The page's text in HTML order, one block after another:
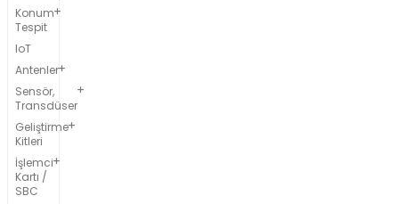
Konum
Tespit
IoT
Antenler
Sensör,
Transdüser
Geliştirme
Kitleri
İşlemci
Kartı /
SBC